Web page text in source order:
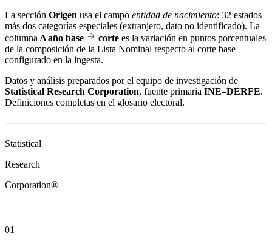
La sección Origen usa el campo entidad de nacimiento: 32 estados
más dos categorías especiales (extranjero, dato no identificado). La
columna Δ año base corte es la variación en puntos porcentuales
de la composición de la Lista Nominal respecto al corte base
configurado en la ingesta.
Datos y análisis preparados por el equipo de investigación de
Statistical Research Corporation, fuente primaria INE–DERFE.
Definiciones completas en el glosario electoral.
Statistical
Research
Corporation®
01